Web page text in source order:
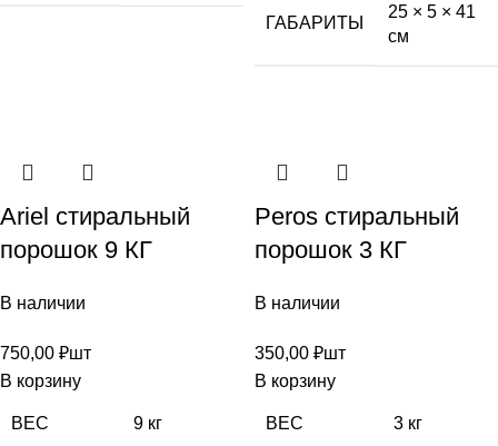
ГАБАРИТЫ
25 × 5 × 41
см
Ariel стиральный
порошок 9 КГ
В наличии
750,00 ₽шт
В корзину
ВЕС 9 кг
Peros стиральный
порошок 3 КГ
В наличии
350,00 ₽шт
В корзину
ВЕС 3 кг